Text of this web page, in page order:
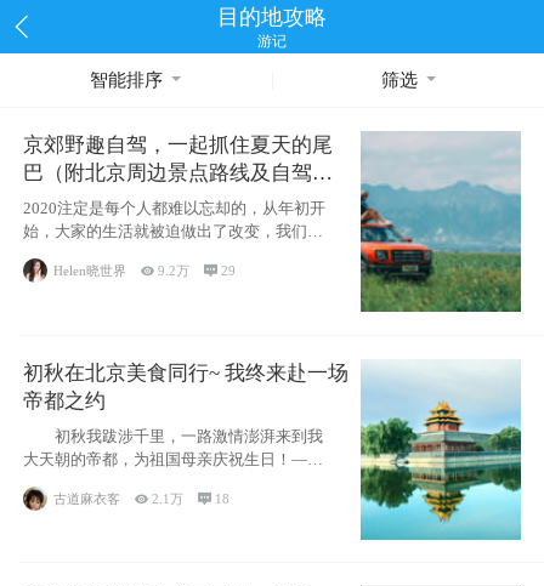
目的地攻略
游记
智能排序 筛选
京郊野趣自驾，一起抓住夏天的尾
巴（附北京周边景点路线及自驾攻
略）
2020注定是每个人都难以忘却的，从年初开
始，大家的生活就被迫做出了改变，我们也
不例外。本来双双辞职是为
Helen晓世界 9.2万 29
初秋在北京美食同行~ 我终来赴一场
帝都之约
初秋我跋涉千里，一路激情澎湃来到我
大天朝的帝都，为祖国母亲庆祝生日！——
古道麻衣客 2.1万  18